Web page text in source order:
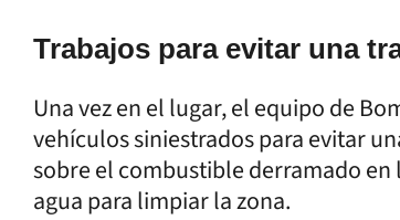
Trabajos para evitar una
Una vez en el lugar, el equipo de
vehículos siniestrados para evitar
sobre el combustible derramado
agua para limpiar la zona.